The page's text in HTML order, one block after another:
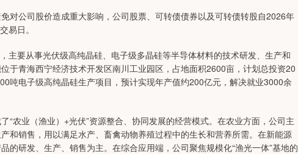
公司股价造成重大影响，公司股票、可转债债券以及可转债转股自2026年
易日。
要从事光伏级高纯晶硅、电子级多晶硅等半导体材料的技术研发、生产和
于青海西宁经济技术开发区南川工业园区，占地面积2600亩，计划总投资20
吨电子级高纯晶硅生产项目，预计实现年产值约200亿元，解决就业3000余
业（渔业）+光伏”资源整合、协同发展的经营模式。在农业方面，公司主
和销售，用以满足水产、畜禽动物养殖过程中的生长和营养所需。在新能源
的研发、生产、销售为主。在综合应用端，公司聚焦规模化“渔光一体”基地的